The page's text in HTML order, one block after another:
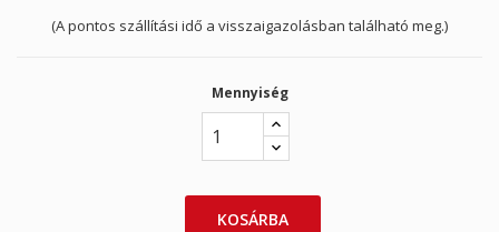
(A pontos szállítási idő a visszaigazolásban található meg.)
Mennyiség
KOSÁRBA